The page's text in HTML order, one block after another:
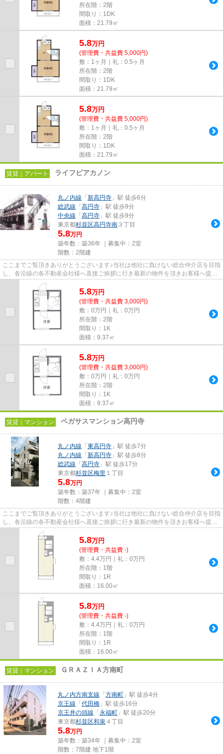
所在階：2階
間取り：1DK
面積：21.79㎡
5.8万円
(管理費・共益費 5,000円)
敷：1ヶ月｜礼：0.5ヶ月
所在階：2階
間取り：1DK
面積：21.79㎡
5.8万円
(管理費・共益費 5,000円)
敷：1ヶ月｜礼：0.5ヶ月
所在階：2階
間取り：1DK
面積：21.79㎡
賃貸｜アパート ライフピアカノン
丸ノ内線 「 新高円寺 」駅 徒歩6分
総武線 「 高円寺 」駅 徒歩9分
中央線 「 高円寺 」駅 徒歩9分
東京都杉並区高円寺南 ３丁目
5.8万円
築年数：築36年 ｜募集中： 2室
階数：2階建
ここまでご覧頂きありがとうございます♪当社は他社に負けない総合仲介店を目指
し、各沿線の各不動産会社様へ直接ご挨拶に行き最新の物件を頂きお客様へ提供
しております！最新の情報は...
5.8万円
(管理費・共益費 3,000円)
敷：0万円｜礼：0万円
所在階：2階
間取り：1K
面積：9.37㎡
5.8万円
(管理費・共益費 3,000円)
敷：0万円｜礼：0万円
所在階：2階
間取り：1K
面積：9.37㎡
賃貸｜マンション ペガサスマンション高円寺
丸ノ内線 「 東高円寺 」駅 徒歩7分
丸ノ内線 「 新高円寺 」駅 徒歩8分
総武線 「 高円寺 」駅 徒歩17分
東京都杉並区梅里 １丁目
5.8万円
築年数：築37年 ｜募集中： 2室
階数：4階建
ここまでご覧頂きありがとうございます♪当社は他社に負けない総合仲介店を目指
し、各沿線の各不動産会社様へ直接ご挨拶に行き最新の物件を頂きお客様へ提供
しております！最新の情報は...
5.8万円
(管理費・共益費 -)
敷：4.4万円｜礼：0万円
所在階：1階
間取り：1R
面積：16.00㎡
5.8万円
(管理費・共益費 -)
敷：4.4万円｜礼：0万円
所在階：1階
間取り：1R
面積：16.00㎡
賃貸｜マンション ＧＲＡＺＩＡ方南町
丸ノ内方南支線 「 方南町 」駅 徒歩4分
京王線 「 代田橋 」駅 徒歩16分
京王井の頭線 「 永福町 」駅 徒歩20分
東京都杉並区和泉 ４丁目
5.8万円
築年数：築34年 ｜募集中： 2室
階数：7階建 地下1階